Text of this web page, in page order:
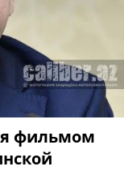
фильмом